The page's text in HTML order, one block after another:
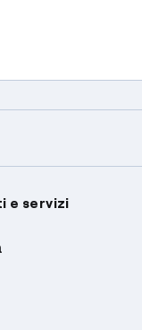
delle
e servizi